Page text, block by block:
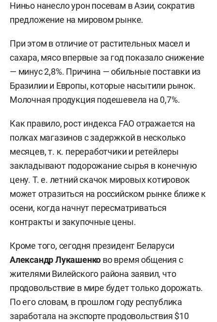
Ниньо нанесло урон посевам в Азии, сократив
предложение на мировом рынке.
При этом в отличие от растительных масел и
сахара, мясо впервые за год показало снижение
— минус 2,8%. Причина — обильные поставки из
Бразилии и Европы, которые насытили рынок.
Молочная продукция подешевела на 0,7%.
Как правило, рост индекса FAO отражается на
полках магазинов с задержкой в несколько
месяцев, т. к. переработчики и ретейлеры
закладывают подорожание сырья в конечную
цену. Т. е. летний скачок мировых котировок
может отразиться на российском рынке ближе к
осени, когда начнут пересматриваться
контракты и закупочные цены.
Кроме того, сегодня президент Беларуси
Александр Лукашенко во время общения с
жителями Вилейского района заявил, что
продовольствие в мире будет только дорожать.
По его словам, в прошлом году республика
заработала на экспорте продовольствия $10